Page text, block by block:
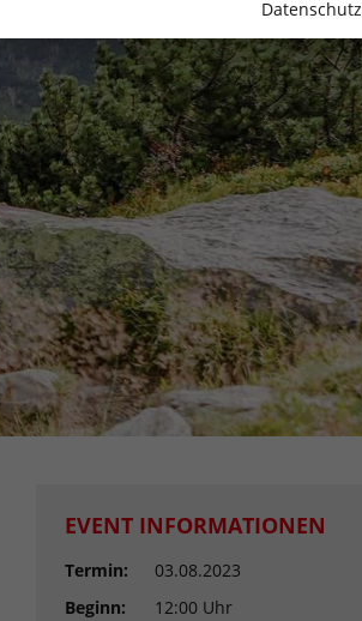
EVENT INFORMATIONEN
Termin:
03.08.2023
Beginn:
12:00 Uhr
Datenschutz